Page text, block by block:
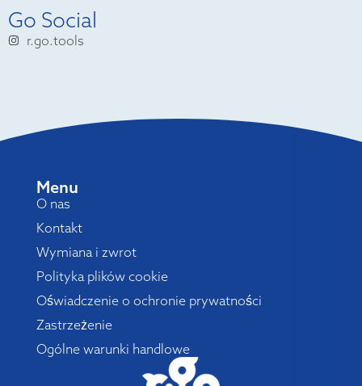
Go Social
r.go.tools
Menu
O nas
Kontakt
Wymiana i zwrot
Polityka plików cookie
Oświadczenie o ochronie prywatności
Zastrzeżenie
Ogólne warunki handlowe